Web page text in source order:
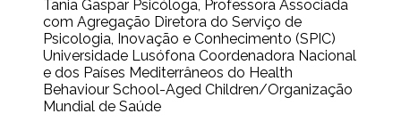
Tania Gaspar Psicóloga, Professora Associada
com Agregação Diretora do Serviço de
Psicologia, Inovação e Conhecimento (SPIC)
Universidade Lusófona Coordenadora Nacional
e dos Países Mediterrâneos do Health
Behaviour School-Aged Children/Organização
Mundial de Saúde